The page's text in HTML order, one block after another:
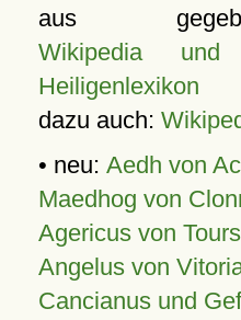
aus
Wikipedia und
Heiligenlexikon
dazu auch:
• neu: Aedh von
Maedhog von
Agericus von Tours
Angelus von
Cancianus und